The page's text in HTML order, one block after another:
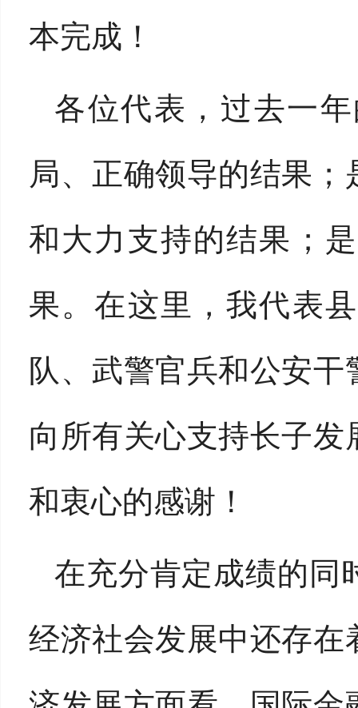
本完成！
各位代表，过去一
局、正确领导的结果
和大力支持的结果；
果。在这里，我代表
队、武警官兵和公安
向所有关心支持长子
和衷心的感谢！
在充分肯定成绩的同
经济社会发展中还存